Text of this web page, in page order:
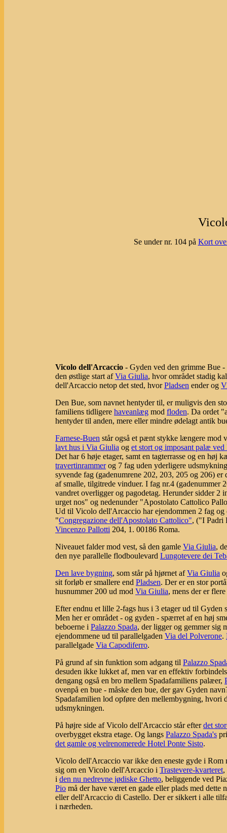
Se under nr. 104 på Kort
Vicolo dell'Arcaccio - Gyden ved den grimme Bue
den østlige start afVia Giulia, hvor området stadig
dell'Arcaccio netop det sted, hvorPladsen ender og
Den Bue, som navnet hentyder til, er muligvis den
familiens tidligere haveanlæg mod floden. Da ordet
hentyder til anden, mere eller mindre ødelagt antik
Farnese-Buen står også et pænt stykke længere mod
lavt hus i Via Giulia og et stort og imposant palæ
Det har 6 høje etager, samt en tagterrasse og en høj
travertinrammerog 7 fag uden yderligere
syvende fag (gadenumrene 202, 203, 205 og 206)
af smalle, tilgitrede vinduer. I fag nr.4 (gadenummer
vandret overligger og pagodetag. Herunder sidder
urget nos" og nedenunder "Apostolato Cattolico
Ud til Vicolo dell'Arcaccio har ejendommen 2 fag
"Congregazione dell'Apostolato Cattolico", ("I Padri
Vincenzo Pallotti 204, 1. 00186 Roma.
Niveauet falder mod vest, så den gamle Via Giulia,
den nye parallelle flodboulevard Lungotevere dei
Den lave bygning, som står på hjørnet afVia Giulia
sit forløb er smallere end Pladsen. Der er en stor
husnummer 200 ud mod Via Giulia, mens der er
Efter endnu et lille 2-fags hus i 3 etager ud til Gyden
Men her er området - og gyden - spærret af en høj
beboerne i Palazzo Spada, der ligger og gemmer sig
ejendommene ud til parallelgaden Via del Polverone.
parallelgade Via Capodiferro.
På grund af sin funktion som adgang til Palazzo
desuden ikke lukket af, men var en effektiv
dengang også en bro mellem Spadafamiliens palæer,
ovenpå en bue - måske den bue, der gav Gyden
Spadafamilien lod opføre den mellembygning, hvori
udsmykningen.
På højre side af Vicolo dell'Arcaccio står efterdet
overbygget ekstra etage. Og langs Palazzo Spada's
det gamle og velrenomerede Hotel Ponte Sisto.
Vicolo dell'Arcaccio var ikke den eneste gyde i Rom
sig om en Vicolo dell'Arcaccio i Trastevere-kvarteret,
i den nu nedrevne jødiske Ghetto, beliggende ved
Pio må der have været en gade eller plads med
eller dell'Arcaccio di Castello. Der er sikkert i alle
i nærheden.